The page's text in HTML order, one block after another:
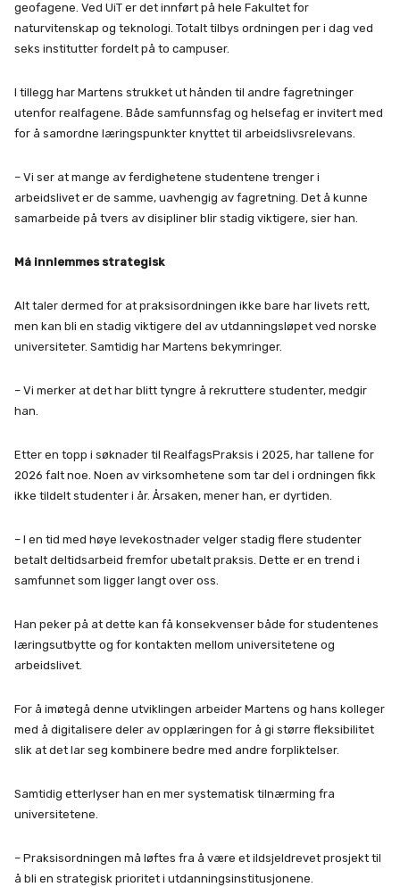
geofagene. Ved UiT er det innført på hele Fakultet for
naturvitenskap og teknologi. Totalt tilbys ordningen per i dag ved
seks institutter fordelt på to campuser.
I tillegg har Martens strukket ut hånden til andre fagretninger
utenfor realfagene. Både samfunnsfag og helsefag er invitert med
for å samordne læringspunkter knyttet til arbeidslivsrelevans.
– Vi ser at mange av ferdighetene studentene trenger i
arbeidslivet er de samme, uavhengig av fagretning. Det å kunne
samarbeide på tvers av disipliner blir stadig viktigere, sier han.
Må innlemmes strategisk
Alt taler dermed for at praksisordningen ikke bare har livets rett,
men kan bli en stadig viktigere del av utdanningsløpet ved norske
universiteter. Samtidig har Martens bekymringer.
– Vi merker at det har blitt tyngre å rekruttere studenter, medgir
han.
Etter en topp i søknader til RealfagsPraksis i 2025, har tallene for
2026 falt noe. Noen av virksomhetene som tar del i ordningen fikk
ikke tildelt studenter i år. Årsaken, mener han, er dyrtiden.
– I en tid med høye levekostnader velger stadig flere studenter
betalt deltidsarbeid fremfor ubetalt praksis. Dette er en trend i
samfunnet som ligger langt over oss.
Han peker på at dette kan få konsekvenser både for studentenes
læringsutbytte og for kontakten mellom universitetene og
arbeidslivet.
For å imøtegå denne utviklingen arbeider Martens og hans kolleger
med å digitalisere deler av opplæringen for å gi større fleksibilitet
slik at det lar seg kombinere bedre med andre forpliktelser.
Samtidig etterlyser han en mer systematisk tilnærming fra
universitetene.
– Praksisordningen må løftes fra å være et ildsjeldrevet prosjekt til
å bli en strategisk prioritet i utdanningsinstitusjonene.